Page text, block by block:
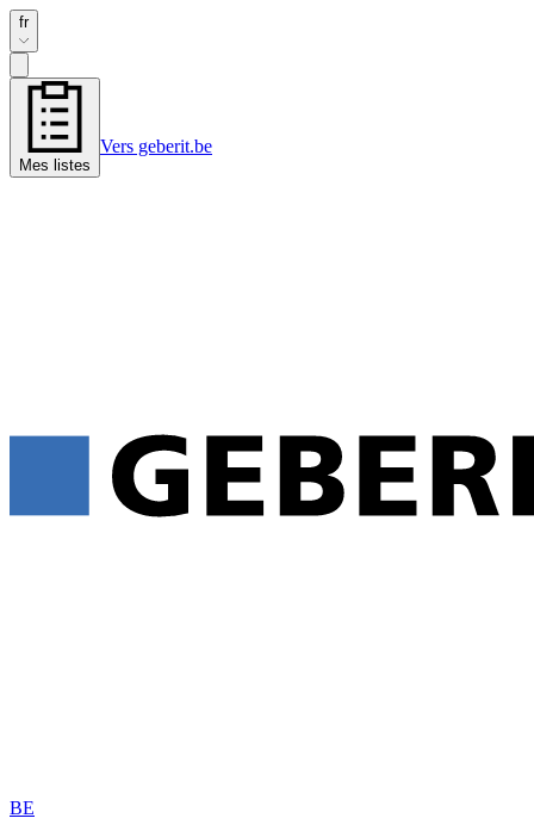
fr
Mes listes
Vers geberit.be
BE